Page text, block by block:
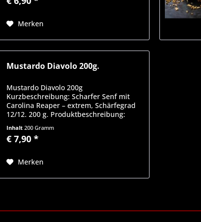
das Beste aus rauchiger...
Merken
Mustardo Diavolo 200g.
Mustardo Diavolo 200g
Kurzbeschreibung: Scharfer Senf mit
Carolina Reaper – extrem, Schärfegrad
12/12. 200 g. Produktbeschreibung:
auf teuflische Schärfe. Dieser scharfe
Senf kombiniert die...
Inhalt 200 Gramm
€ 7,90 *
Merken